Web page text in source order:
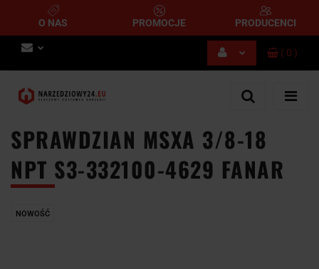
O NAS PROMOCJE PRODUCENCI
( 0 )
SPRAWDZIAN MSXA 3/8-18
NPT S3-332100-4629 FANAR
NOWOŚĆ